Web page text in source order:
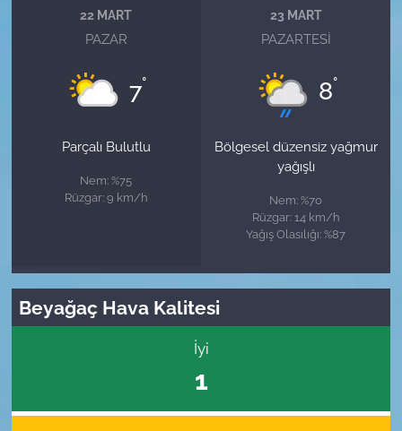
22 MART
PAZAR
7°
Parçalı Bulutlu
Nem: %75
Rüzgar: 9 km/h
23 MART
PAZARTESI
8°
Bölgesel düzensiz yağmur
yağışlı
Nem: %70
Rüzgar: 14 km/h
Yağış Olasılığı: %87
Beyağaç Hava Kalitesi
İyi
1